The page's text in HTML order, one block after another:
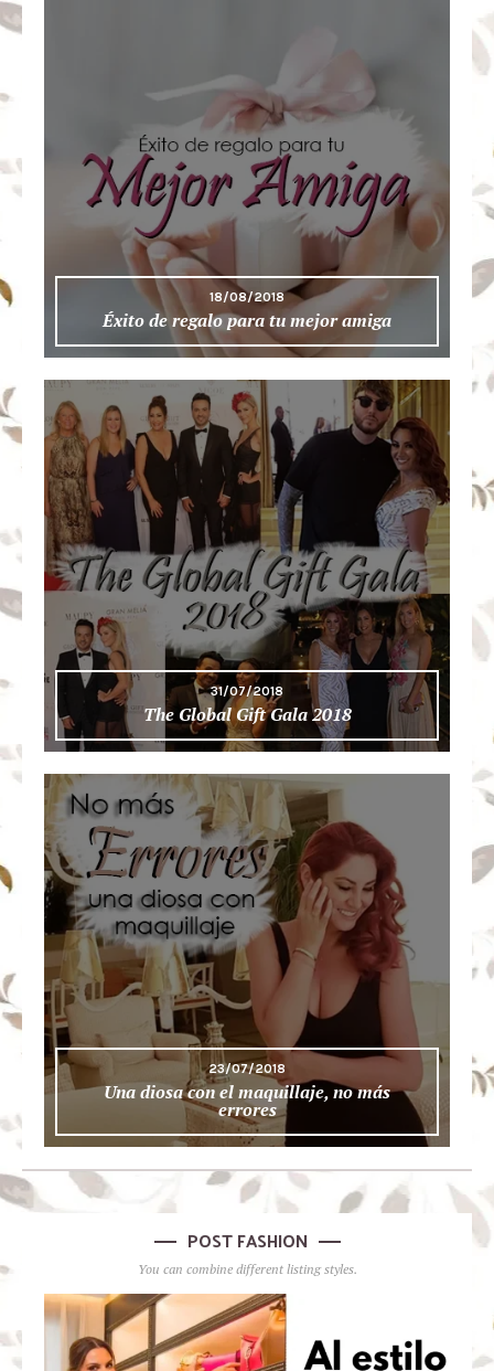
18/08/2018
Éxito de regalo para tu mejor amiga
31/07/2018
The Global Gift Gala 2018
23/07/2018
Una diosa con el maquillaje, no más
errores
POST FASHION
You can combine different listing styles.